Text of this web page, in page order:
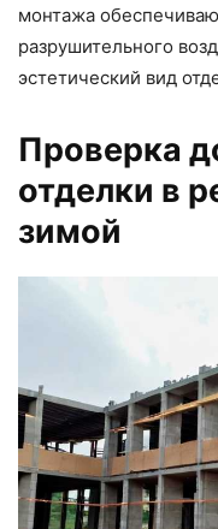
монтажа
разрушительного
эстетический вид
Проверка
отделки в
зимой